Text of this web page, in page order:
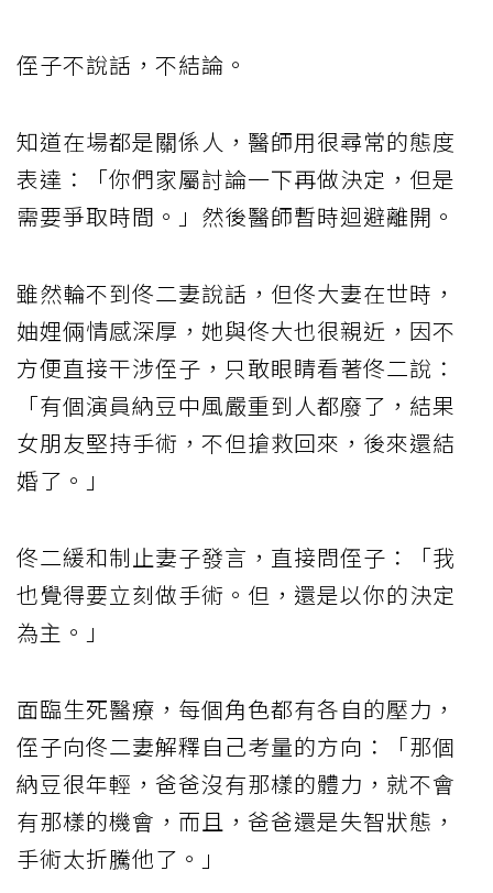
侄子不說話，不結論。
知道在場都是關係人，醫師用很尋常的態度
表達：「你們家屬討論一下再做決定，但是
需要爭取時間。」然後醫師暫時迴避離開。
雖然輪不到佟二妻說話，但佟大妻在世時，
妯娌倆情感深厚，她與佟大也很親近，因不
方便直接干涉侄子，只敢眼睛看著佟二說：
「有個演員納豆中風嚴重到人都廢了，結果
女朋友堅持手術，不但搶救回來，後來還結
婚了。」
佟二緩和制止妻子發言，直接問侄子：「我
也覺得要立刻做手術。但，還是以你的決定
為主。」
面臨生死醫療，每個角色都有各自的壓力，
侄子向佟二妻解釋自己考量的方向：「那個
納豆很年輕，爸爸沒有那樣的體力，就不會
有那樣的機會，而且，爸爸還是失智狀態，
手術太折騰他了。」